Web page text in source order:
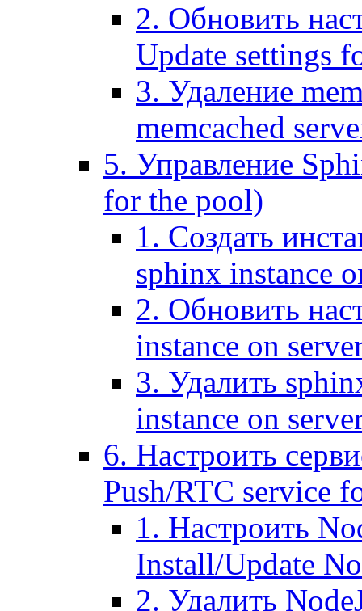
2. Обновить
Update settings
3. Удаление
memcached
5. Управление
for the pool)
1. Создать
sphinx instance
2. Обновить
instance on
3. Удалить
instance on
6. Настроить
Push/RTC service
1. Настроить
Install/Update
2. Удалить